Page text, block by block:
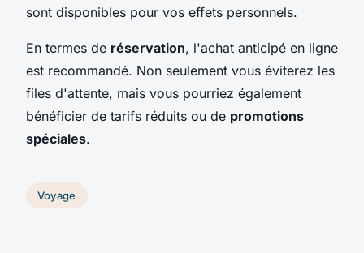
sont disponibles pour vos effets personnels.
En termes de réservation, l'achat anticipé en ligne
est recommandé. Non seulement vous éviterez les
files d'attente, mais vous pourriez également
bénéficier de tarifs réduits ou de promotions
spéciales.
Voyage